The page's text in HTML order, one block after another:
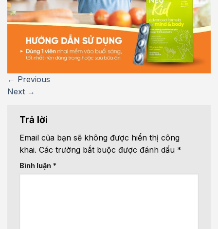
← Previous
Next →
Trả lời
Email của bạn sẽ không được hiển thị công
khai. Các trường bắt buộc được đánh dấu *
Bình luận *